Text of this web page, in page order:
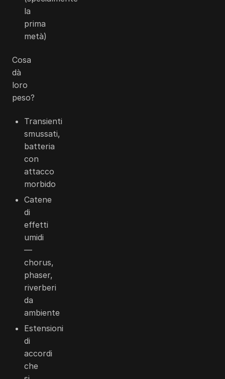
la
prima
metà)
Cosa
dà
loro
peso?
Transienti
smussati,
batteria
con
attacco
morbido
Catene
di
effetti
umidi
—
chorus,
phaser,
riverberi
da
ambiente
Estensioni
di
accordi
che